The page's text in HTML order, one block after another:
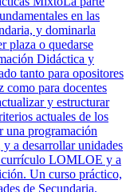
en las
y dominarla
plaza o quedarse
Didáctica y
tanto para opositores
como para docentes
y estructurar
actuales de los
una programación
a desarrollar unidades
currículo LOMLOE y a
Un curso práctico,
de Secundaria.